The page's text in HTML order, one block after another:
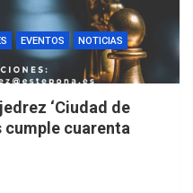
EVENTOS
NOTICIAS
‘Ciudad de
cumple cuarenta